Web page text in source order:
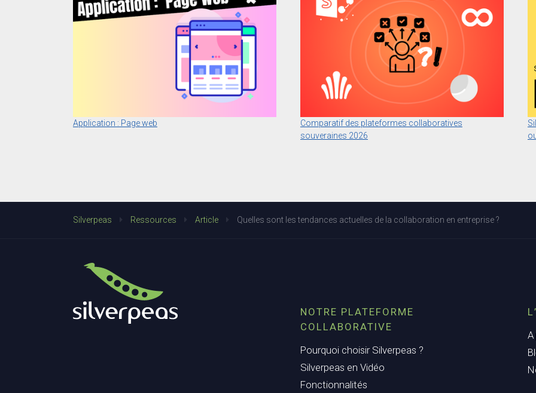
Application : Page web
Comparatif des plateformes collaboratives
souveraines 2026
Silverpeas Ressources Article Quelles sont les tendances actuelles de la collaboration en entreprise ?
NOTRE PLATEFORME
COLLABORATIVE
Pourquoi choisir Silverpeas ?
Silverpeas en Vidéo
Fonctionnalités
A